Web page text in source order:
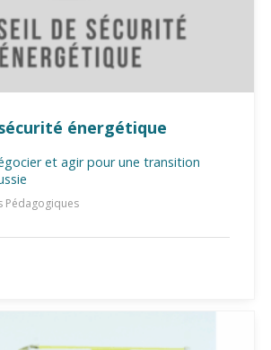
énergétique
et agir pour une transition
Pédagogiques